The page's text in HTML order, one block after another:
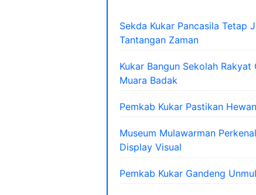
Sekda Kukar Pancasila Tetap
Tantangan Zaman
Kukar Bangun Sekolah
Muara Badak
Pemkab Kukar Pastikan
Museum Mulawarman
Display Visual
Pemkab Kukar Gandeng